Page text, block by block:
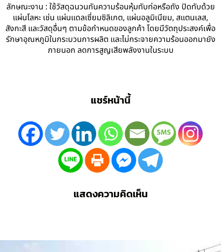
ลักษณะงาน : ใช้วัสดุฉนวนกันความร้อนหุ้มทับท่อหรือถัง ปิดทับด้วย
แผ่นโลหะ เช่น แผ่นแดลเซี่ยมซิลิเกต, แผ่นอลูมิเนียม, สแตนเลส,
สังกะสี และวัสดุอื่นๆ ตามข้อกำหนดของลูกค้า โดยมีวัตถุประสงค์เพื่อ
รักษาอุณหภูมิในกระบวนการผลิต และไม่กระจายความร้อนออกมายัง
ภายนอก ลดการสูญเสียพลังงานในระบบ
แชร์หน้านี้
แสดงความคิดเห็น